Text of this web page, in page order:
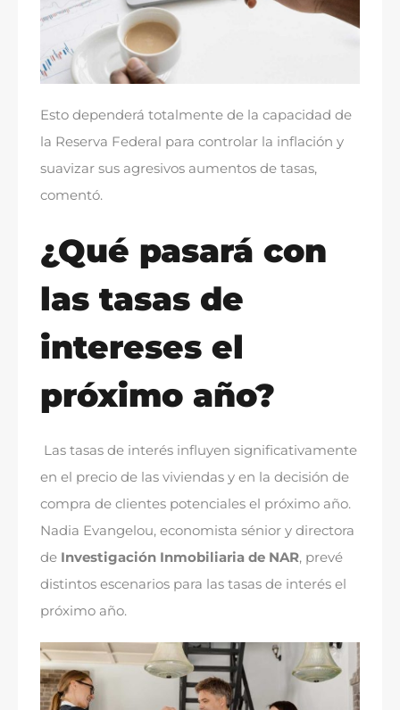
Esto dependerá totalmente de la capacidad de
la Reserva Federal para controlar la inflación y
suavizar sus agresivos aumentos de tasas,
comentó.
¿Qué pasará con
las tasas de
intereses el
próximo año?
Las tasas de interés influyen significativamente
en el precio de las viviendas y en la decisión de
compra de clientes potenciales el próximo año.
Nadia Evangelou, economista sénior y directora
de Investigación Inmobiliaria de NAR, prevé
distintos escenarios para las tasas de interés el
próximo año.